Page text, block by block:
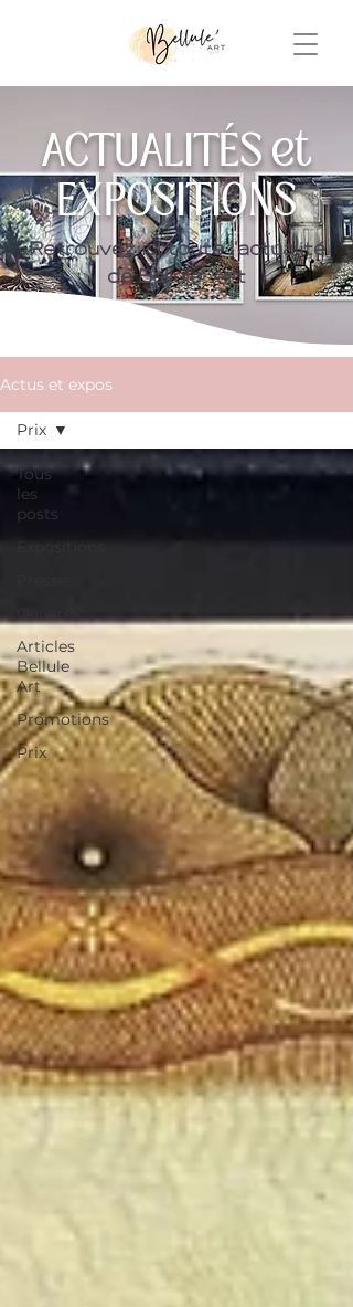
ACTUALITÉS et
EXPOSITIONS
Retrouvez ici toute l'actualité
de Bellule' Art
Actus et expos
Tous
les
posts
Expositions
Articles
Bellule
Art
Promotions
Prix
Prix